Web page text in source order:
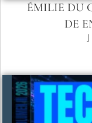
ÉMILIE DU
DE